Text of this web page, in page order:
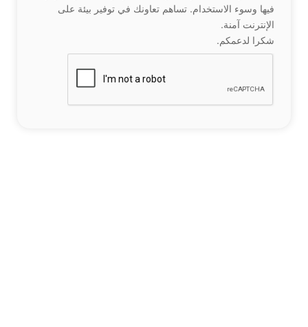
فيها وسوء الاستخدام. تساهم تعاونك في توفير بيئة على
الإنترنت آمنة.
شكرا لدعمكم.